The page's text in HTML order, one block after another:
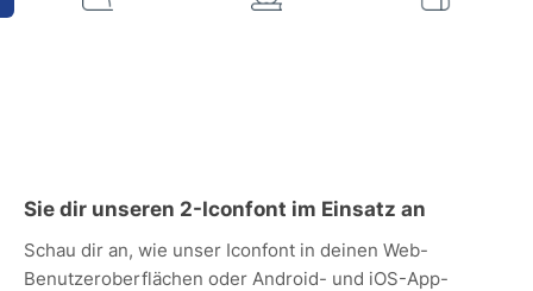
Sie dir unseren 2-Iconfont im Einsatz an
Schau dir an, wie unser Iconfont in deinen Web-
Benutzeroberflächen oder Android- und iOS-App-